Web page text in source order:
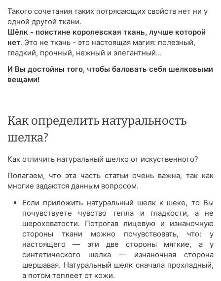
Такого сочетания таких потрясающих свойств нет ни у
одной другой ткани.
Шёлк - поистине королевская ткань, лучше которой
нет. Это не ткань - это настоящая магия: полезный,
гладкий, прочный, нежный и элегантный...
И Вы достойны того, чтобы баловать себя шелковыми
вещами!
Как определить натуральность
шелка?
Как отличить натуральный шелко от искуственного?
Полагаем, что эта часть статьи очень важна, так как
многие задаются данным вопросом.
Если приложить натуральный шелк к шеке, то Вы
почувствуете чувство тепла и гладкости, а не
шероховатости. Потрогав лицевую и изнаночную
стороны ткани можно почувствовать, что: у
настоящего — эти две стороны мягкие, а у
синтетического шелка — изнаночная сторона
шершавая. Натуральный шелк сначала прохладный,
а потом теплеет от кожи.